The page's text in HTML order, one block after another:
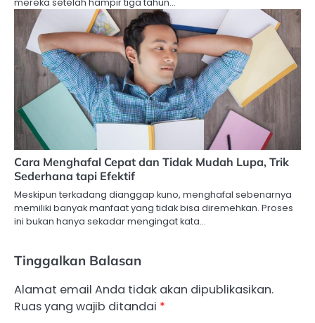
Cara Menghafal Cepat dan Tidak Mudah Lupa, Trik
Sederhana tapi Efektif
Meskipun terkadang dianggap kuno, menghafal sebenarnya
memiliki banyak manfaat yang tidak bisa diremehkan. Proses
ini bukan hanya sekadar mengingat kata…
Tinggalkan Balasan
Alamat email Anda tidak akan dipublikasikan.
Ruas yang wajib ditandai *